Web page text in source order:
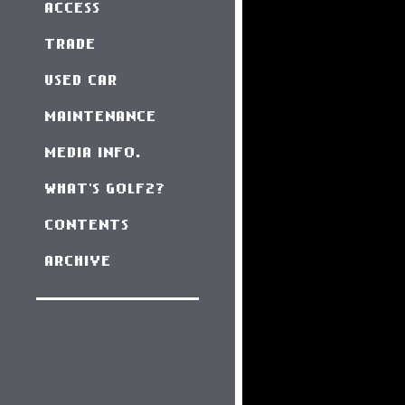
ACCESS
TRADE
USED CAR
MAINTENANCE
MEDIA INFO.
WHAT'S GOLF2?
CONTENTS
ARCHIVE